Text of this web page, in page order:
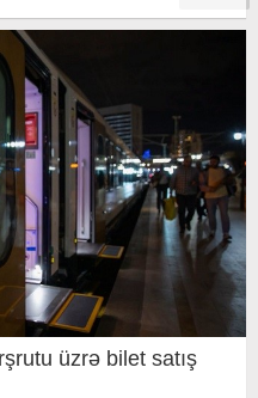
üzrə bilet satış